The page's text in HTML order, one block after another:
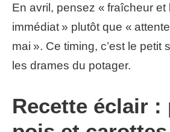
En avril, pensez « fraîcheur et
immédiat » plutôt que «
mai ». Ce timing, c’est le petit
les drames du potager.
Recette éclair :